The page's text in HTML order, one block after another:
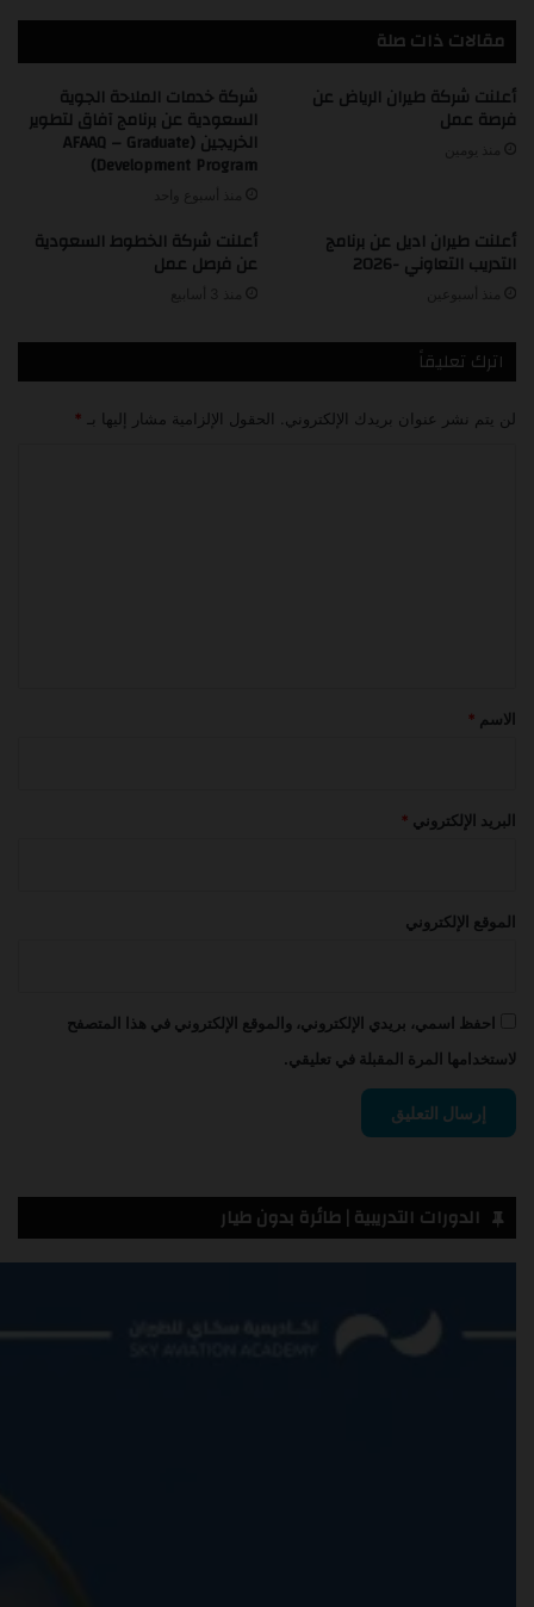
مقالات ذات صلة
أعلنت شركة طيران الرياض عن
فرصة عمل
شركة خدمات الملاحة الجوية
السعودية عن برنامج آفاق لتطوير
الخريجين (AFAAQ – Graduate
Development Program)
أعلنت طيران اديل عن برنامج
التدريب التعاوني -2026
أعلنت شركة الخطوط السعودية
عن فرصل عمل
اترك تعليقاً
لن يتم نشر عنوان بريدك الإلكتروني. الحقول الإلزامية مشار إليها بـ *
*الاسم *
البريد الإلكتروني *
الموقع الإلكتروني
احفظ اسمي، بريدي الإلكتروني، والموقع الإلكتروني في هذا المتصفح
لاستخدامها المرة المقبلة في تعليقي.
الدورات التدريبية | طائرة بدون طيار